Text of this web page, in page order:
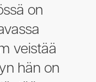
on
veistää
hän on